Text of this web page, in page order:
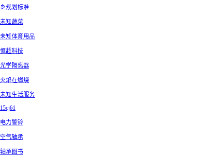
乡规划标准
未知蔬菜
未知体育用品
恒超科技
光学隔离器
火焰在燃烧
未知生活服务
15cj61
电力警铃
空气轴承
轴承图书